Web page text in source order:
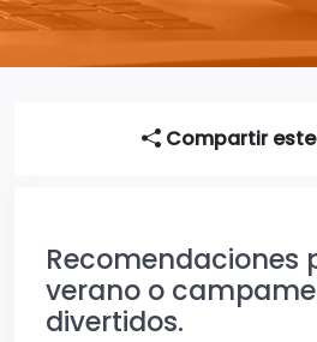
Compartir
Recomendaciones
verano o
divertidos.